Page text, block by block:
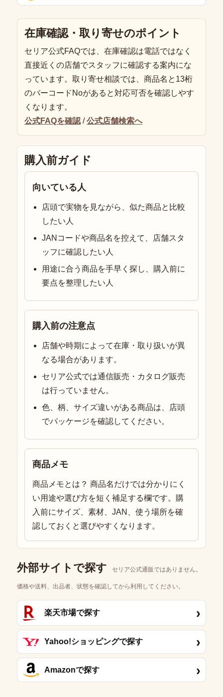
在庫確認・取り寄せのポイント
セリア公式FAQでは、在庫確認は電話ではなく
直接近くの店舗でスタッフに確認する案内にな
っています。取り寄せ相談では、商品名と13桁
のバーコードNoがあると対応可否を確認しやす
くなります。
公式FAQを確認 /公式店舗検索へ
購入前ガイド
向いている人
店頭で実物を見ながら、似た商品と比較
したい人
JANコードや商品名を控えて、店舗スタ
ッフに確認したい人
用途に合う商品を手早く探し、購入前に
要点を整理したい人
購入前の注意点
店舗や時期によって在庫・取り扱いが異
なる場合があります。
セリア公式では通信販売・カタログ販売
は行っていません。
色、柄、サイズ違いがある商品は、店頭
でパッケージを確認してください。
商品メモ
商品メモとは？ 商品名だけでは分かりにく
い用途や選び方を短く補足する欄です。購
入前にサイズ、素材、JAN、使う場所を確
認しておくと選びやすくなります。
外部サイトで探す セリア公式通販ではありません。
価格や送料、出品者、状態を確認してから利用してください。
楽天市場で探す ›
Yahoo!ショッピングで探す ›
Amazonで探す ›